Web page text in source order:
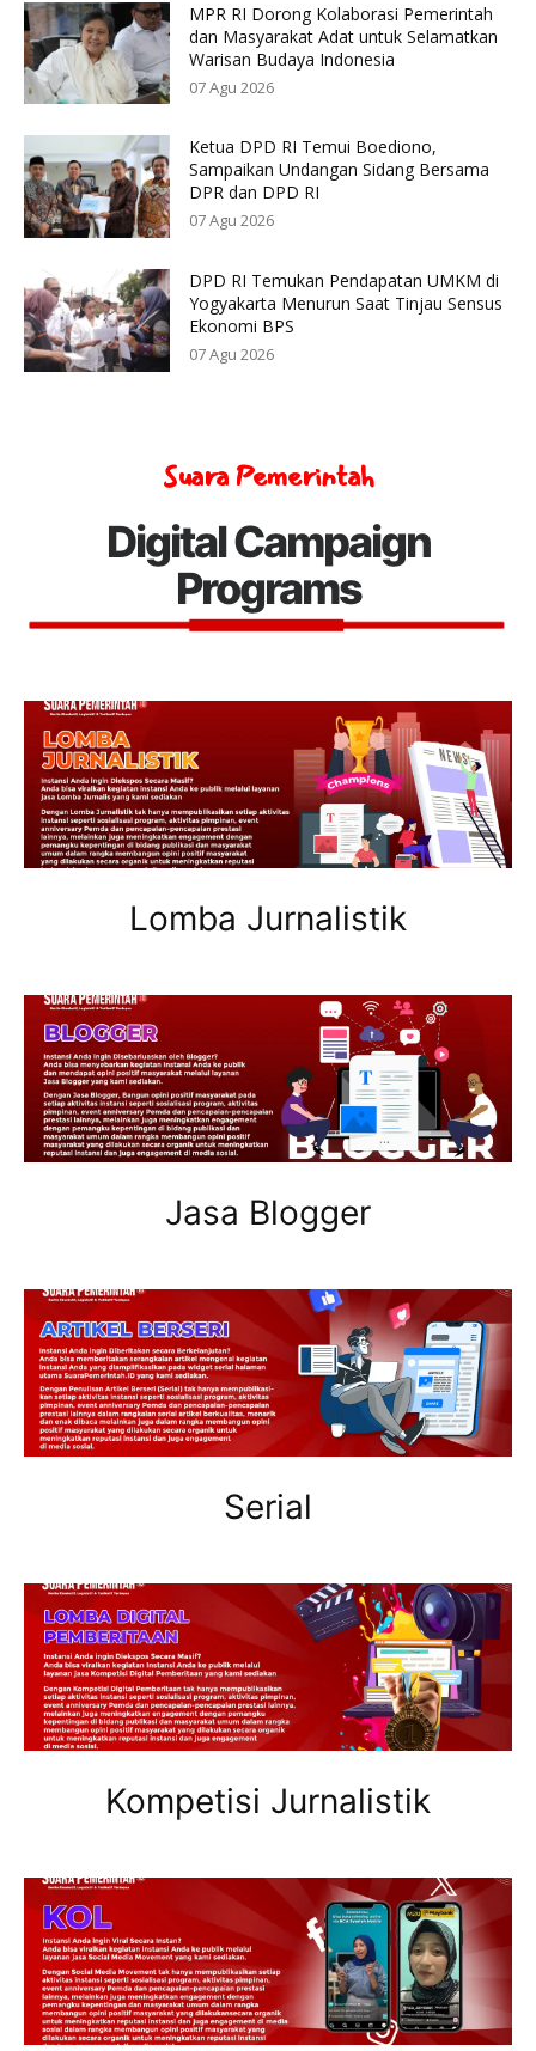
MPR RI Dorong Kolaborasi Pemerintah
dan Masyarakat Adat untuk Selamatkan
Warisan Budaya Indonesia
07 Agu 2026
Ketua DPD RI Temui Boediono,
Sampaikan Undangan Sidang Bersama
DPR dan DPD RI
07 Agu 2026
DPD RI Temukan Pendapatan UMKM di
Yogyakarta Menurun Saat Tinjau Sensus
Ekonomi BPS
07 Agu 2026
Suara Pemerintah
Digital Campaign
Programs
Lomba Jurnalistik
Jasa Blogger
Serial
Kompetisi Jurnalistik